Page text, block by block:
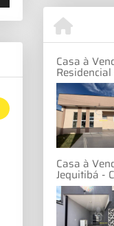
Casa à
Casa à
Jequitibá -